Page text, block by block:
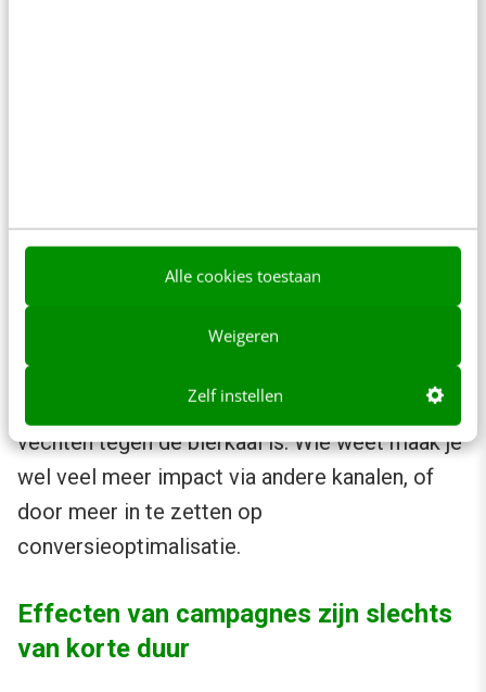
Alle cookies toestaan
Weigeren
Zelf instellen
rankingsweg beginnen te zakken
ten opzichten van de concurrentie, zal je
marketingpartner vaak de neiging hebben om je
meer te laten investeren in SEO, omdat dit nu
eenmaal hun expertise is. Terwijl het misschien
vechten tegen de bierkaai is. Wie weet maak je
wel veel meer impact via andere kanalen, of
door meer in te zetten op
conversieoptimalisatie.
Effecten van campagnes zijn slechts
van korte duur